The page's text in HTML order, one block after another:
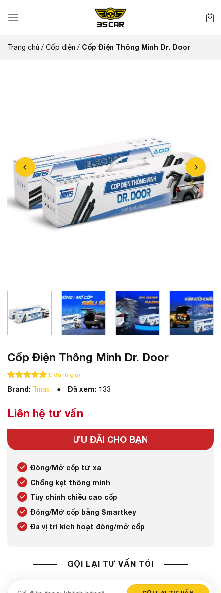
qua
dung
Trang chủ / Cốp điện / Cốp Điện Thông Minh Dr. Door
Cốp Điện Thông Minh Dr. Door
100trên 5 dựa trên
100 đánh giá
(0đánh giá)
Brand: Tmas Đã xem: 133
Liên hệ tư vấn
ƯU ĐÃI CHO BẠN
Đóng/Mở cốp từ xa
Chống kẹt thông minh
Tùy chỉnh chiều cao cốp
Đóng/Mở cốp bằng Smartkey
Đa vị trí kích hoạt đóng/mở cốp
GỌI LẠI TƯ VẤN TÔI